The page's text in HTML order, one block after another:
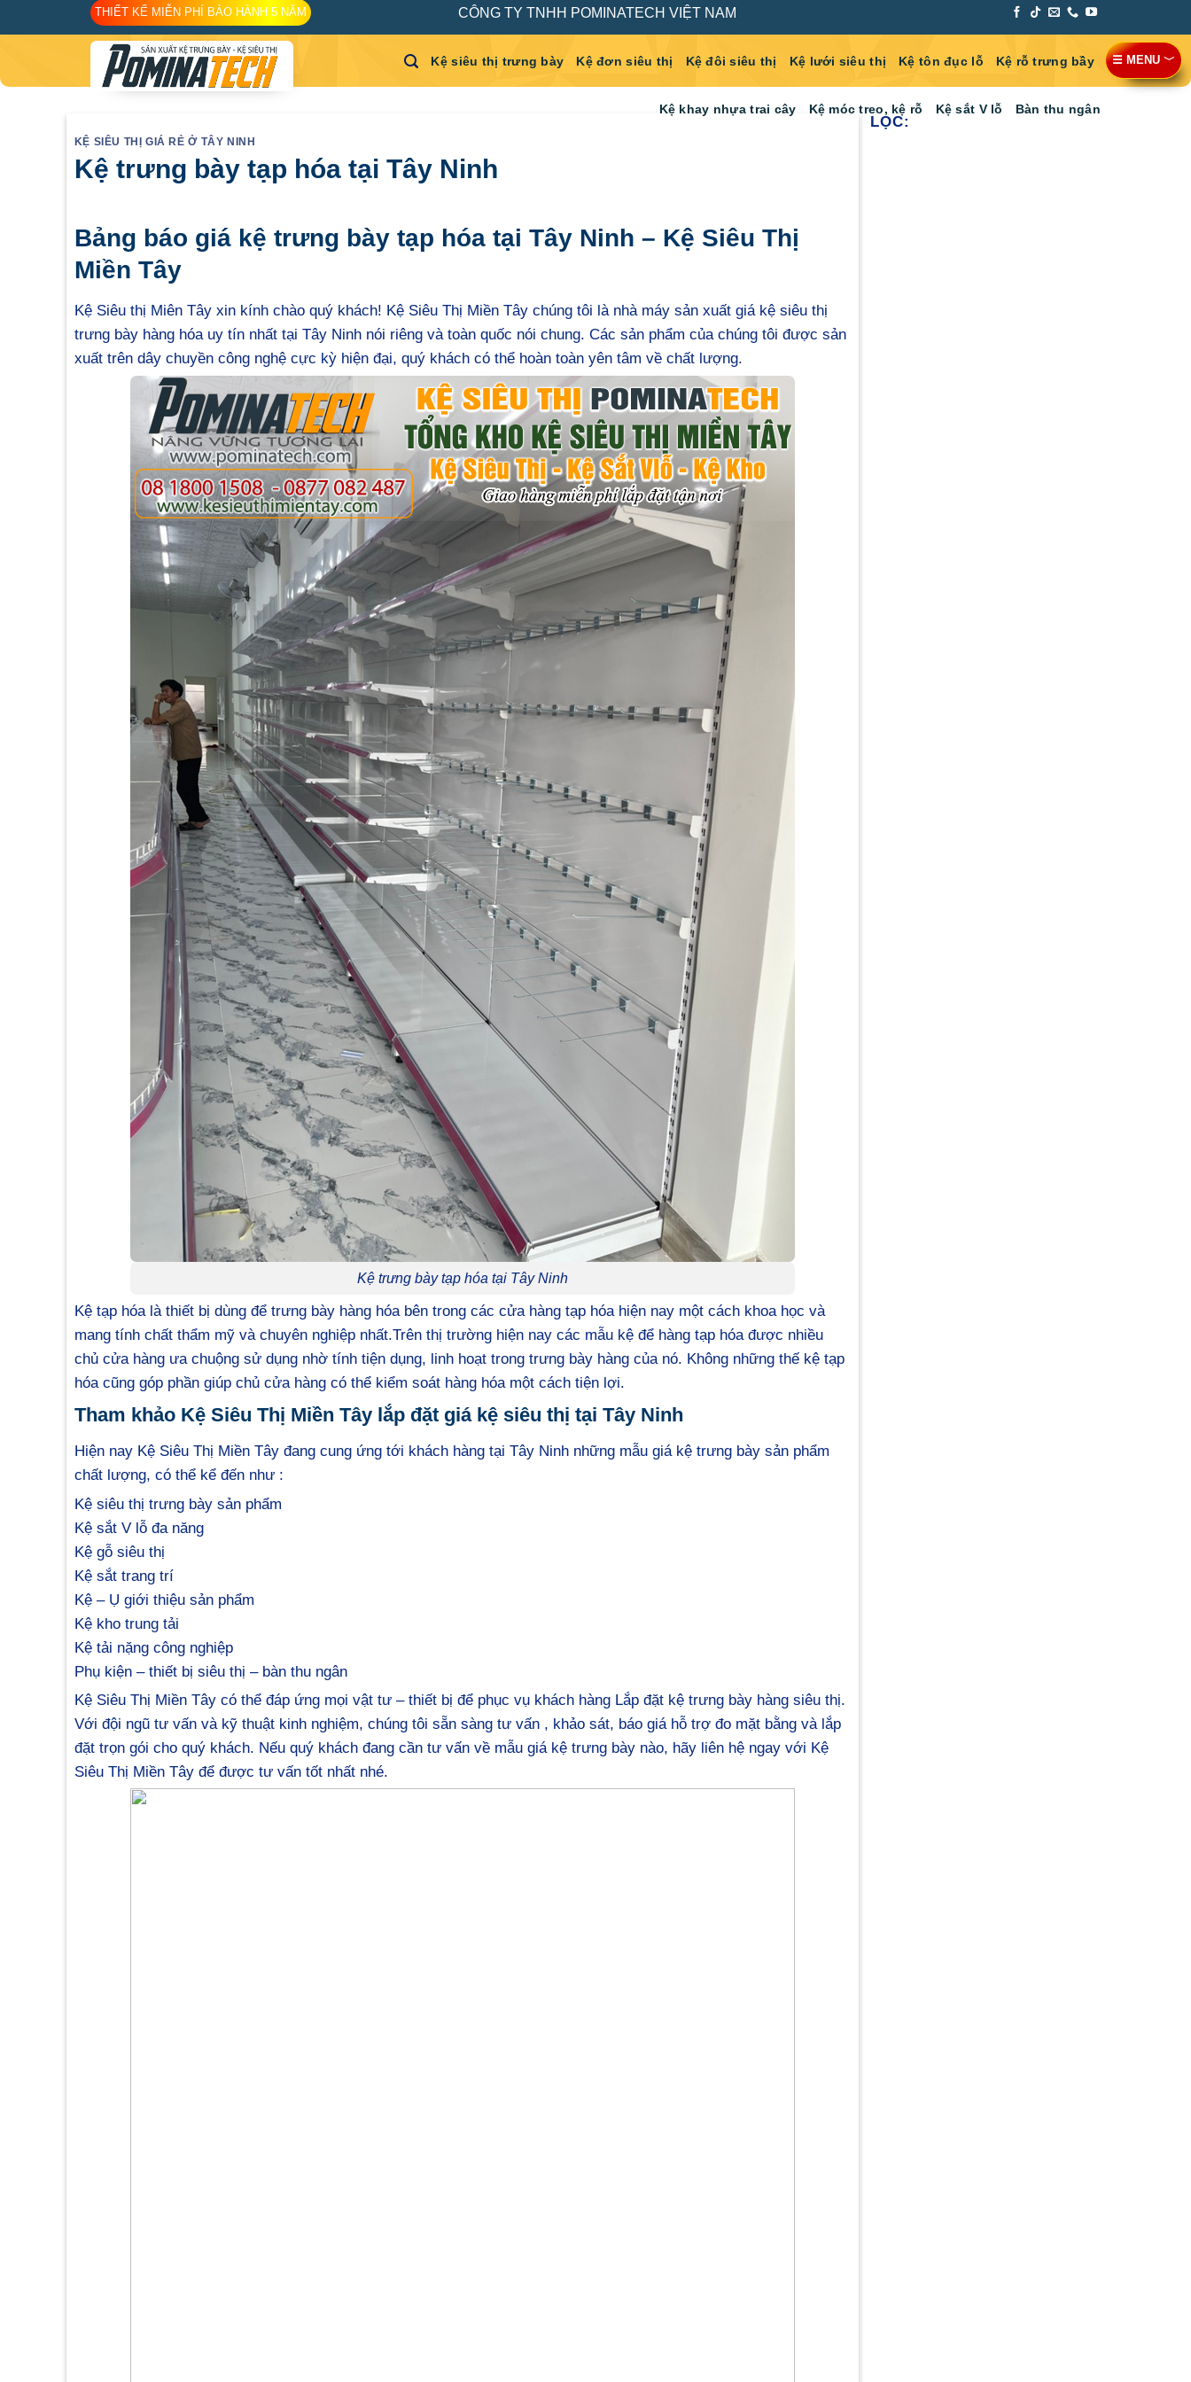
to
THIẾT KẾ MIỄN PHÍ BẢO HÀNH 5 NĂM CÔNG TY TNHH POMINATECH VIỆT NAM
Kệ siêu thị trưng bày Kệ đơn siêu thị Kệ đôi siêu thị Kệ lưới siêu thị Kệ tôn đục lỗ Kệ rỗ trưng bầy
Kệ khay nhựa trai cây Kệ móc treo, kệ rỗ Kệ sắt V lỗ Bàn thu ngân
KỆ SIÊU THỊ GIÁ RẺ Ở TÂY NINH
Kệ trưng bày tạp hóa tại Tây Ninh
Bảng báo giá kệ trưng bày tạp hóa tại Tây Ninh – Kệ Siêu Thị
Miền Tây
Kệ Siêu thị Miên Tây xin kính chào quý khách! Kệ Siêu Thị Miền Tây chúng tôi là nhà máy sản xuất giá kệ siêu thị
trưng bày hàng hóa uy tín nhất tại Tây Ninh nói riêng và toàn quốc nói chung. Các sản phẩm của chúng tôi được sản
xuất trên dây chuyền công nghệ cực kỳ hiện đại, quý khách có thể hoàn toàn yên tâm về chất lượng.
Kệ trưng bày tạp hóa tại Tây Ninh
Kệ tạp hóa là thiết bị dùng để trưng bày hàng hóa bên trong các cửa hàng tạp hóa hiện nay một cách khoa học và
mang tính chất thẩm mỹ và chuyên nghiệp nhất.Trên thị trường hiện nay các mẫu kệ để hàng tạp hóa được nhiều
chủ cửa hàng ưa chuộng sử dụng nhờ tính tiện dụng, linh hoạt trong trưng bày hàng của nó. Không những thế kệ tạp
hóa cũng góp phần giúp chủ cửa hàng có thể kiểm soát hàng hóa một cách tiện lợi.
Tham khảo Kệ Siêu Thị Miền Tây lắp đặt giá kệ siêu thị tại Tây Ninh
Hiện nay Kệ Siêu Thị Miền Tây đang cung ứng tới khách hàng tại Tây Ninh những mẫu giá kệ trưng bày sản phẩm
chất lượng, có thể kể đến như :
Kệ siêu thị trưng bày sản phẩm
Kệ sắt V lỗ đa năng
Kệ gỗ siêu thị
Kệ sắt trang trí
Kệ – Ụ giới thiệu sản phẩm
Kệ kho trung tải
Kệ tải nặng công nghiệp
Phụ kiện – thiết bị siêu thị – bàn thu ngân
Kệ Siêu Thị Miền Tây có thể đáp ứng mọi vật tư – thiết bị để phục vụ khách hàng Lắp đặt kệ trưng bày hàng siêu thị.
Với đội ngũ tư vấn và kỹ thuật kinh nghiệm, chúng tôi sẵn sàng tư vấn , khảo sát, báo giá hỗ trợ đo mặt bằng và lắp
đặt trọn gói cho quý khách. Nếu quý khách đang cần tư vấn về mẫu giá kệ trưng bày nào, hãy liên hệ ngay với Kệ
Siêu Thị Miền Tây để được tư vấn tốt nhất nhé.
LỌC:
☰ MENU ﹀